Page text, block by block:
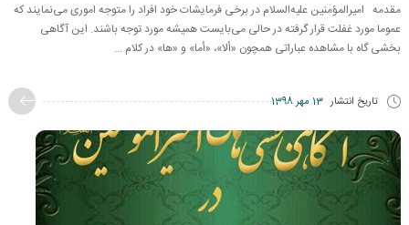
مقدمه امیرالمؤمنین علیه‌السلام در برخی فرمایشات خود افراد را متوجه اموری می‌نمایند که
عموما مورد غفلت قرار گرفته در حالی می‌بایست همیشه مورد توجه باشند. این آگاهی
بخشی گاه با مشاهده عباراتی همچون «ألا»، «أما» و «ها» در کلام ...
تاریخ انتشار 13 مهر 1398